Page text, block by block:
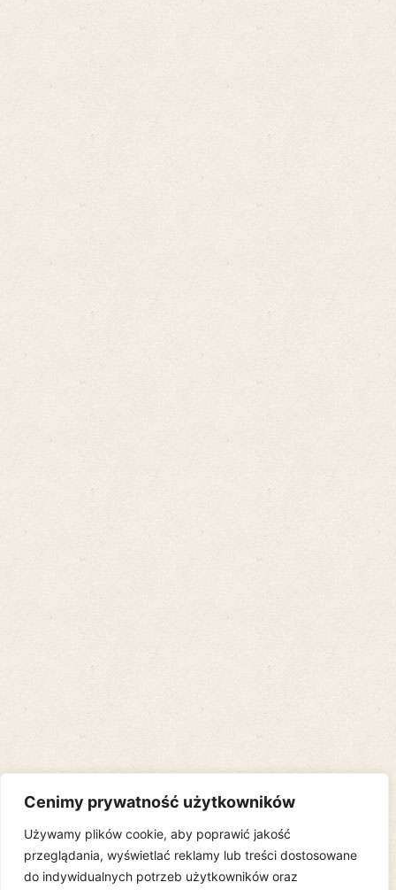
Cenimy prywatność użytkowników
Używamy plików cookie, aby poprawić jakość
przeglądania, wyświetlać reklamy lub treści dostosowane
do indywidualnych potrzeb użytkowników oraz